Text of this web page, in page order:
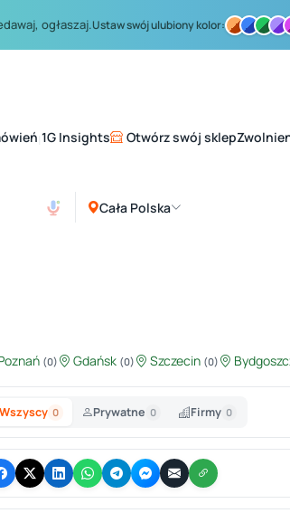
ogłaszaj.Ustaw swój ulubiony kolor:
1G Insights Otwórz swój sklep
Cała Polska
(0) Gdańsk (0) Szczecin (0)
Wszyscy 0 Prywatne 0 Firmy 0